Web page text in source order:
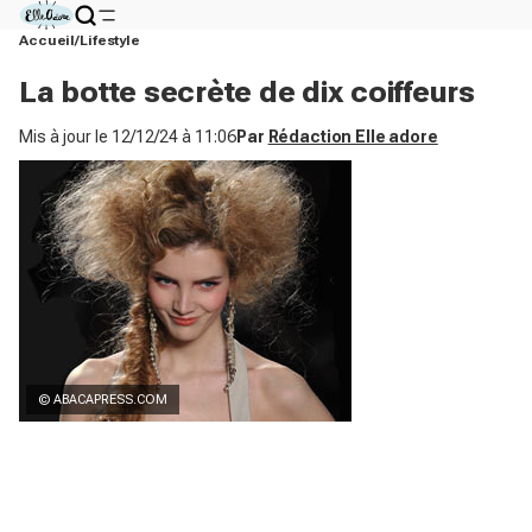
Accueil Lifestyle
La botte secrète de dix coiffeurs
Mis à jour le 12/12/24 à 11:06Par Rédaction Elle adore
© ABACAPRESS.COM